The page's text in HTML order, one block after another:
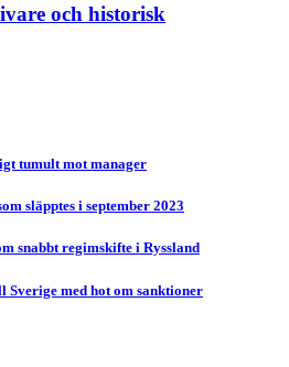
och historisk
tumult mot manager
släpptes i september 2023
snabbt regimskifte i Ryssland
med hot om sanktioner